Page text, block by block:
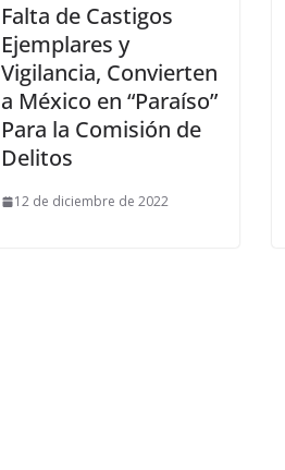
Falta de Castigos
Ejemplares y
Vigilancia, Convierten
a México en “Paraíso”
Para la Comisión de
Delitos
12 de diciembre de 2022